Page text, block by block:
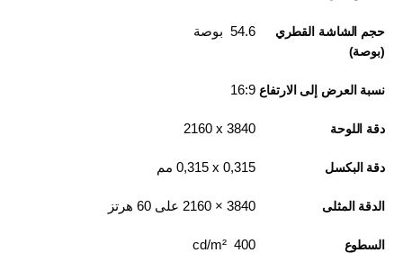
حجم الشاشة القطري
(بوصة)
54.6 بوصة
نسبة العرض إلى الارتفاع 16:9
دقة اللوحة 3840 x‏ 2160
دقة البكسل 0,315 x‏ 0,315 مم
الدقة المثلى 3840‏ × 2160 على 60 هرتز
السطوع 400 cd/m²